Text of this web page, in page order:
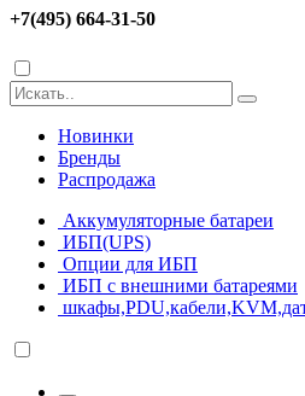
+7(495) 664-31-50
Новинки
Бренды
Распродажа
Аккумуляторные батареи
ИБП(UPS)
Опции для ИБП
ИБП с внешними батареями